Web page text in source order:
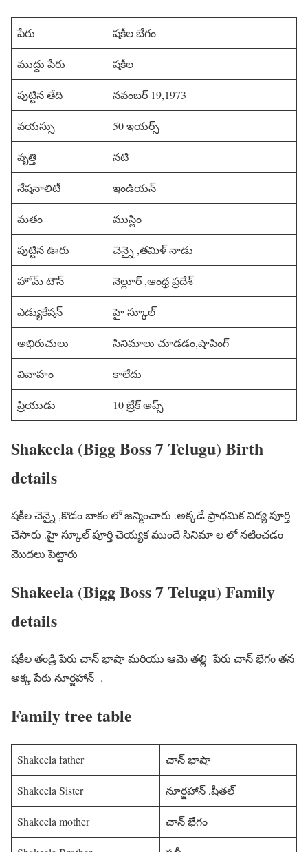
పేరు షకీల బేగం
ముద్దు పేరు షకీల
పుట్టిన తేది నవంబర్ 19,1973
వయస్సు 50 ఇయర్స్
వృత్తి నటి
నేషనాలిటీ ఇండియన్
మతం ముస్లిం
పుట్టిన ఊరు చెన్నై ,తమిళ్ నాడు
హోమ్ టౌన్ నెల్లూర్ ,ఆంధ్ర ప్రదేశ్
ఎడ్యుకేషన్ హై స్కూల్
అభిరుచులు సినిమాలు చూడడం,షాపింగ్
వివాహం కాలేదు
ప్రియుడు 10 బ్రేక్ అప్స్
Shakeela (Bigg Boss 7 Telugu) Birth
details
షకీల చెన్నై ,కొడం బాకం లో జన్మించారు .అక్కడే ప్రాధమిక విద్య పూర్తి
చేసారు .హై స్కూల్ పూర్తి చెయ్యక ముందే సినిమా ల లో నటించడం
మొదలు పెట్టారు
Shakeela (Bigg Boss 7 Telugu) Family
details
షకీల తండ్రి పేరు చాన్ భాషా మరియు ఆమె తల్లి పేరు చాన్ భేగం తన
అక్క పేరు నూర్జహాన్ .
Family tree table
Shakeela father చాన్ భాషా
Shakeela Sister నూర్జహాన్ ,షీతల్
Shakeela mother చాన్ భేగం